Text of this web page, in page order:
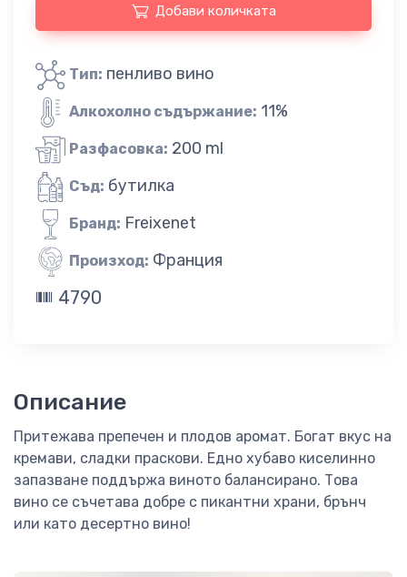
Добави количката
Тип: пенливо вино
Алкохолно съдържание: 11%
Разфасовка: 200 ml
Съд: бутилка
Бранд: Freixenet
Произход: Франция
4790
Описание
Притежава препечен и плодов аромат. Богат вкус на
кремави, сладки праскови. Едно хубаво киселинно
запазване поддържа виното балансирано. Това
вино се съчетава добре с пикантни храни, брънч
или като десертно вино!